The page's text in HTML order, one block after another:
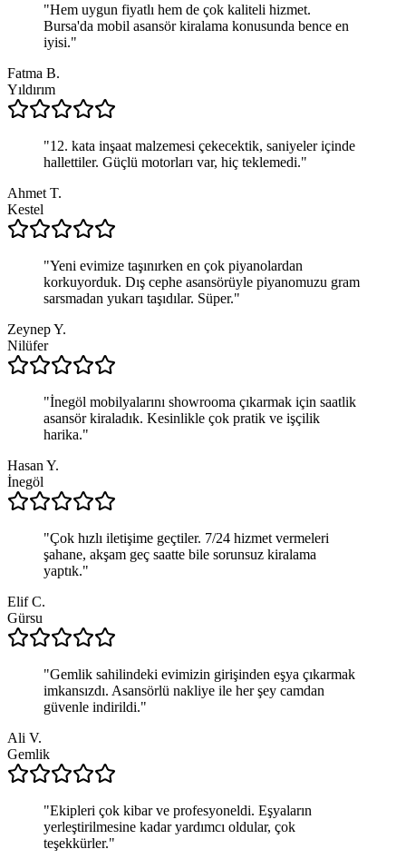
"Hem uygun fiyatlı hem de çok kaliteli hizmet.
Bursa'da mobil asansör kiralama konusunda bence en
iyisi."
Fatma B.
Yıldırım
"12. kata inşaat malzemesi çekecektik, saniyeler içinde
hallettiler. Güçlü motorları var, hiç teklemedi."
Ahmet T.
Kestel
"Yeni evimize taşınırken en çok piyanolardan
korkuyorduk. Dış cephe asansörüyle piyanomuzu gram
sarsmadan yukarı taşıdılar. Süper."
Zeynep Y.
Nilüfer
"İnegöl mobilyalarını showrooma çıkarmak için saatlik
asansör kiraladık. Kesinlikle çok pratik ve işçilik
harika."
Hasan Y.
İnegöl
"Çok hızlı iletişime geçtiler. 7/24 hizmet vermeleri
şahane, akşam geç saatte bile sorunsuz kiralama
yaptık."
Elif C.
Gürsu
"Gemlik sahilindeki evimizin girişinden eşya çıkarmak
imkansızdı. Asansörlü nakliye ile her şey camdan
güvenle indirildi."
Ali V.
Gemlik
"Ekipleri çok kibar ve profesyoneldi. Eşyaların
yerleştirilmesine kadar yardımcı oldular, çok
teşekkürler."